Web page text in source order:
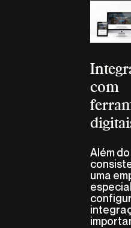
com
Além
uma